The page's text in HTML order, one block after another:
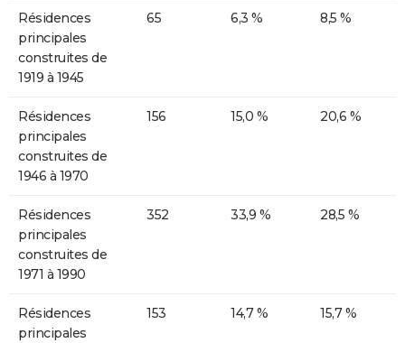
Résidences
principales
construites de
1919 à 1945
65 6,3 % 8,5 %
Résidences
principales
construites de
1946 à 1970
156 15,0 % 20,6 %
Résidences
principales
construites de
1971 à 1990
352 33,9 % 28,5 %
Résidences
principales
153 14,7 % 15,7 %